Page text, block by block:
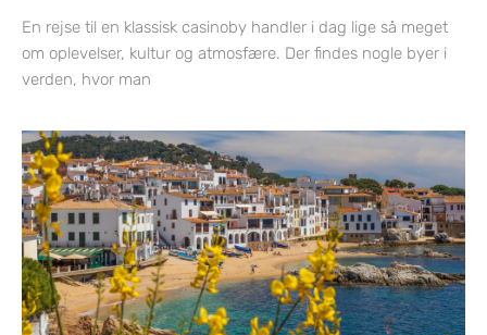
En rejse til en klassisk casinoby handler i dag lige så meget
om oplevelser, kultur og atmosfære. Der findes nogle byer i
verden, hvor man